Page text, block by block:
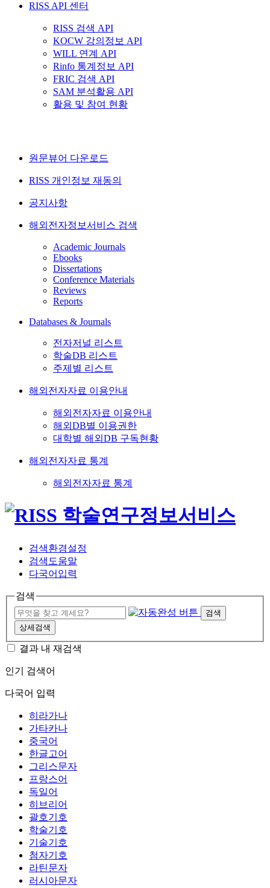
RISS API 센터
RISS 검색 API
KOCW 강의정보 API
WILL 연계 API
Rinfo 통계정보 API
FRIC 검색 API
SAM 분석활용 API
활용 및 참여 현황
원문뷰어 다운로드
RISS 개인정보 재동의
공지사항
해외전자정보서비스 검색
Academic Journals
Ebooks
Dissertations
Conference Materials
Reviews
Reports
Databases & Journals
전자저널 리스트
학술DB 리스트
주제별 리스트
해외전자자료 이용안내
해외전자자료 이용안내
해외DB별 이용권한
대학별 해외DB 구독현황
해외전자자료 통계
해외전자자료 통계
검색환경설정
검색도움말
다국어입력
검색
검색
상세검색
결과 내 재검색
인기 검색어
다국어 입력
히라가나
가타카나
중국어
한글고어
그리스문자
프랑스어
독일어
히브리어
괄호기호
학술기호
기술기호
첨자기호
라틴문자
러시아문자